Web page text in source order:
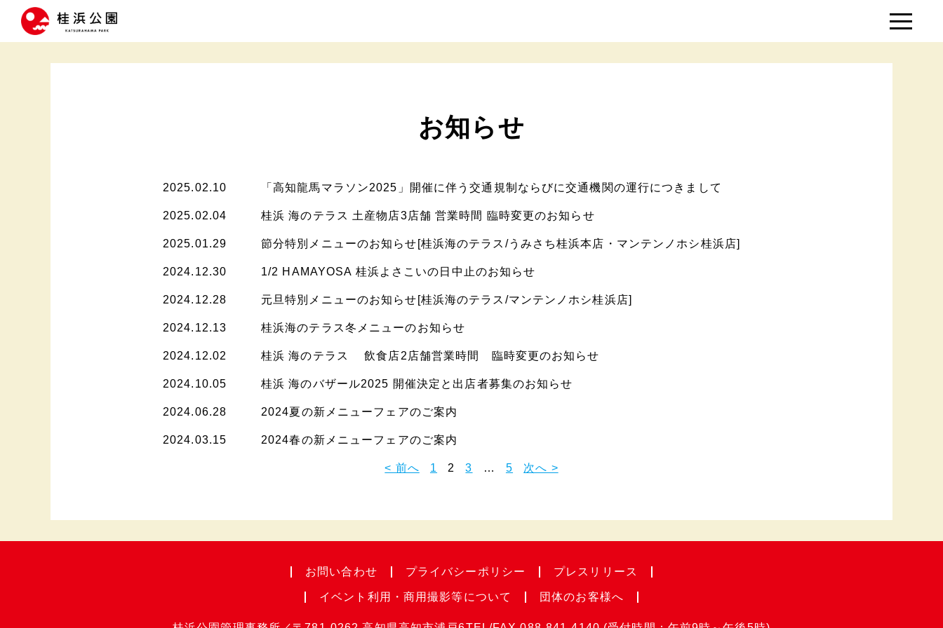
お知らせ
2025.02.10 「高知龍馬マラソン2025」開催に伴う交通規制ならびに交通機関の運行につきまして
2025.02.04 桂浜 海のテラス 土産物店3店舗 営業時間 臨時変更のお知らせ
2025.01.29 節分特別メニューのお知らせ[桂浜海のテラス/うみさち桂浜本店・マンテンノホシ桂浜店]
2024.12.30 1/2 HAMAYOSA 桂浜よさこいの日中止のお知らせ
2024.12.28 元旦特別メニューのお知らせ[桂浜海のテラス/マンテンノホシ桂浜店]
2024.12.13 桂浜海のテラス冬メニューのお知らせ
2024.12.02 桂浜 海のテラス 飲食店2店舗営業時間 臨時変更のお知らせ
2024.10.05 桂浜 海のバザール2025 開催決定と出店者募集のお知らせ
2024.06.28 2024夏の新メニューフェアのご案内
2024.03.15 2024春の新メニューフェアのご案内
< 前へ 1 2 3 … 5 次へ >
お問い合わせ プライバシー ポリシー プレスリリース
イベント利用・ 商用撮影等について 団体のお客様へ